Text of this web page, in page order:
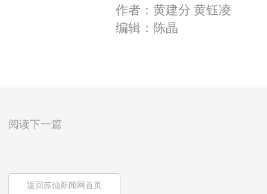
作者：黄建分 黄钰凌
编辑：陈晶
阅读下一篇
返回苏仙新闻网首页